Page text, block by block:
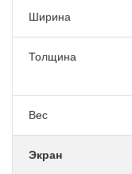
Ширина
Толщина
Вес
Экран